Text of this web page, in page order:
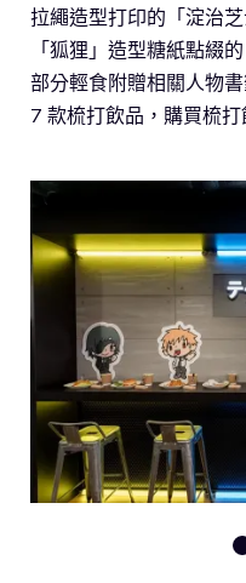
拉繩造型打印的「淀治
「狐狸」造型糖紙點綴
部分輕食附贈相關人物
7 款梳打飲品，購買梳